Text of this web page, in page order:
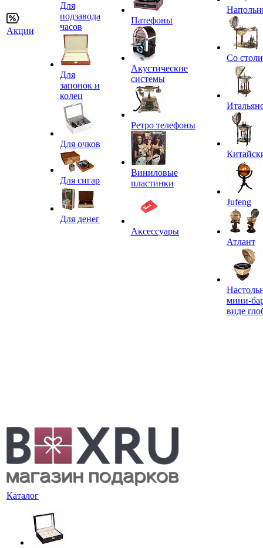
Акции
Для
подзавода
часов
Для
запонок и
колец
Для очков
Для сигар
Для денег
Патефоны
Акустические
системы
Ретро телефоны
Виниловые
пластинки
Аксессуары
Со
Jufeng
Атлант
мини-
виде
Каталог